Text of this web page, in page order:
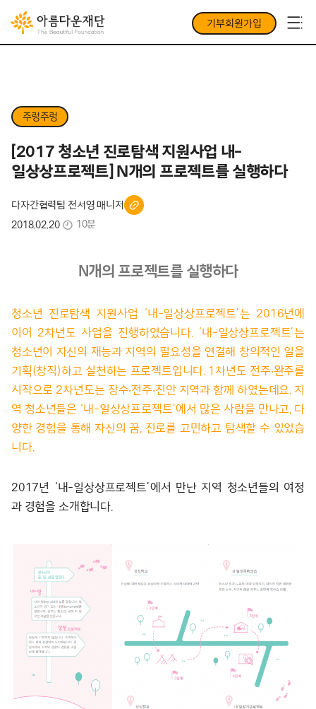
기부회원가입
주렁주렁
[2017 청소년 진로탐색 지원사업 내-
일상상프로젝트] N개의 프로젝트를 실행하다
다자간협력팀 전서영 매니저
2018.02.20
10분
N개의 프로젝트를 실행하다
청소년 진로탐색 지원사업 ‘내-일상상프로젝트’는 2016년에
이어 2차년도 사업을 진행하였습니다. ‘내-일상상프로젝트’는
청소년이 자신의 재능과 지역의 필요성을 연결해 창의적인 일을
기획(창직)하고 실천하는 프로젝트입니다. 1차년도 전주‧완주를
시작으로 2차년도는 장수‧전주‧진안 지역과 함께 하였는데요. 지
역 청소년들은 ‘내-일상상프로젝트’에서 많은 사람을 만나고, 다
양한 경험을 통해 자신의 꿈, 진로를 고민하고 탐색할 수 있었습
니다.
2017년 ‘내-일상상프로젝트’에서 만난 지역 청소년들의 여정
과 경험을 소개합니다.